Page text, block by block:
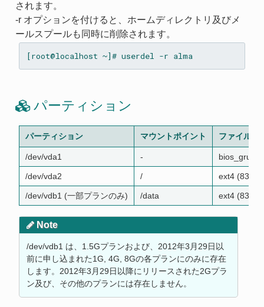
されます。
-r オプションを付けると、ホームディレクトリ及びメ
ールスプールも同時に削除されます。
[root@localhost ~]# userdel -r alma
パーティション
パーティション マウントポイント ファイルシ
/dev/vda1 ‐ bios_grub
/dev/vda2 / ext4 (8300)
/dev/vdb1 (一部プランのみ) /data ext4 (8300)
Note
/dev/vdb1 は、1.5Gプランおよび、2012年3月29日以
前に申し込まれた1G, 4G, 8Gの各プランにのみに存在
します。2012年3月29日以降にリリースされた2Gプラ
ン及び、その他のプランには存在しません。